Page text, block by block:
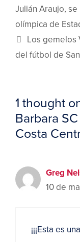
Julián Araujo,
olímpica de
Los gemelos
del fútbol de
1 thought
Barbara
Costa
Greg
10 de
¡¡¡Esta es